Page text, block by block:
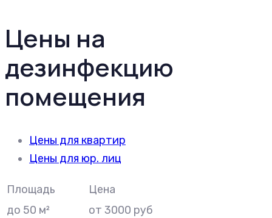
Цены на
дезинфекцию
помещения
Цены для квартир
Цены для юр. лиц
Площадь
Цена
до 50 м²
от 3000 руб